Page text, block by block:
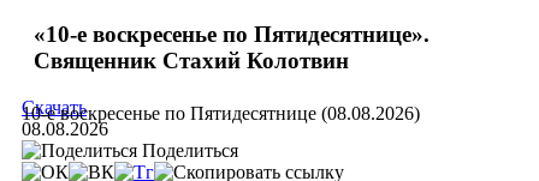
«10-е воскресенье по Пятидесятнице».
Священник Стахий Колотвин
10-е воскресенье по Пятидесятнице (08.08.2026)
Скачать
08.08.2026
Поделиться